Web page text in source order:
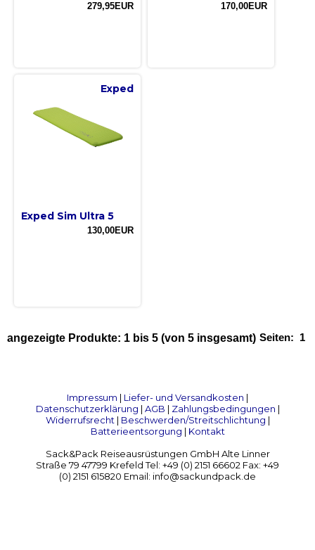
279,95EUR 170,00EUR
Exped
Exped Sim Ultra 5
130,00EUR
Seiten: 1
angezeigte Produkte: 1 bis 5 (von 5 insgesamt)
Impressum | Liefer- und Versandkosten |
Datenschutzerklärung | AGB | Zahlungsbedingungen |
Widerrufsrecht| Beschwerden/Streitschlichtung |
Batterieentsorgung | Kontakt
Sack&Pack Reiseausrüstungen GmbH Alte Linner
Straße 79 47799 Krefeld Tel: +49 (0) 2151 66602 Fax: +49
(0) 2151 615820 Email: info@sackundpack.de